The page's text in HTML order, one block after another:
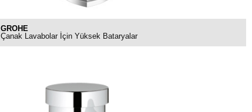
GROHE
Çanak Lavabolar İçin Yüksek Bataryalar